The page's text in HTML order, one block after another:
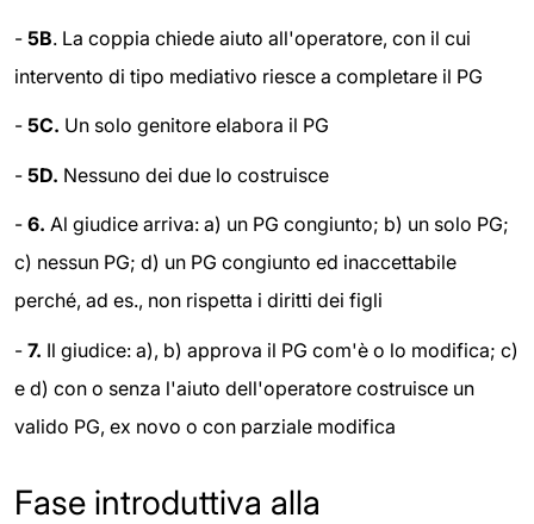
- 5B. La coppia chiede aiuto all'operatore, con il cui
intervento di tipo mediativo riesce a completare il PG
- 5C. Un solo genitore elabora il PG
- 5D. Nessuno dei due lo costruisce
- 6. Al giudice arriva: a) un PG congiunto; b) un solo PG;
c) nessun PG; d) un PG congiunto ed inaccettabile
perché, ad es., non rispetta i diritti dei figli
- 7. Il giudice: a), b) approva il PG com'è o lo modifica; c)
e d) con o senza l'aiuto dell'operatore costruisce un
valido PG, ex novo o con parziale modifica
Fase introduttiva alla